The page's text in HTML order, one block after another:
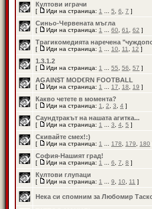
Култови играчи
[ Иди на страница: 1 5 6 7 ]
Синьо-Червената мъгла
[ Иди на страница: 1 60 61 62 ]
Трагикомедията наречена
[ Иди на страница: 1 10 11 12 ]
1.3.1.2
[ Иди на страница: 1 55 56 57 ]
AGAIN$T MOD€RN FOOTBALL
[ Иди на страница: 1 17 18 19 ]
Какво четете в момента?
[ Иди на страница: 1 2 3 4 ]
Саундтракът на нашата агитка...
[ Иди на страница: 1 3 4 5 ]
Скивайте смех!:)
[ Иди на страница: 1 178 179 180
София-Нашият град!
[ Иди на страница: 1 6 7 8 ]
Култови глупаци
[ Иди на страница: 1 9 10 11 ]
Нека си спомним за Любомир